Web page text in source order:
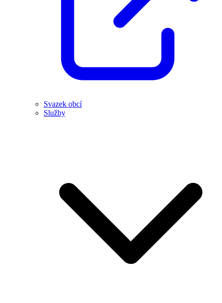
Svazek obcí
Služby